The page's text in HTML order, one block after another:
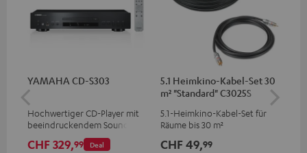
YAMAHA CD-S303
Hochwertiger CD-Player mit
beeindruckendem Sound und
wertiger Verarbeitung
Deal
CHF 329,99
5.1 Heimkino-Kabel-Set 30
m² "Standard" C3025S
5.1-Heimkino-Kabel-Set für
Räume bis 30 m²
CHF 49,99